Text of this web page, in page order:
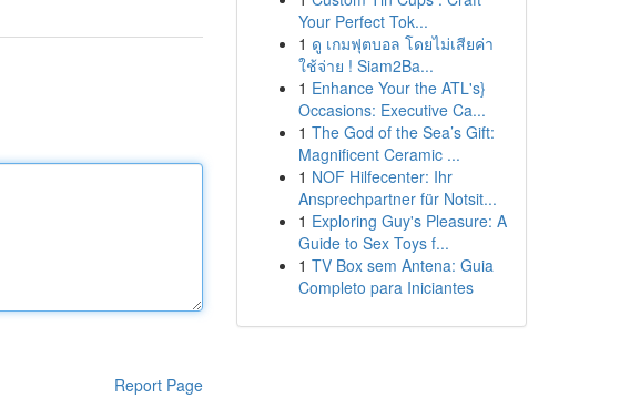
Report Page
Your Perfect Tok...
1 ดู เกมฟุตบอล โดยไม่เสียค่า
ใช้จ่าย ! Siam2Ba...
1 Enhance Your the ATL's}
Occasions: Executive Ca...
1 The God of the Sea’s Gift:
Magnificent Ceramic ...
1 NOF Hilfecenter: Ihr
Ansprechpartner für Notsit...
1 Exploring Guy's Pleasure: A
Guide to Sex Toys f...
1 TV Box sem Antena: Guia
Completo para Iniciantes